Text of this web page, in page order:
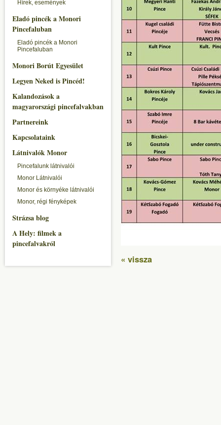
Hírek, események
Eladó pincék a Monori
Pincefaluban
Eladó pincék a Monori
Pincefaluban
Monori Borút Egyesület
Legyen Neked is Pincéd!
Kalandozások a
magyarországi pincefalvakban
Partnereink
Kapcsolataink
Látnivalók Monor
Pincefalunk látnivalói
Monor Látnivalói
Monor és környéke látnivalói
Monor, régi fényképek
Strázsa blog
A Hely: filmek a
pincefalvakról
« vissza